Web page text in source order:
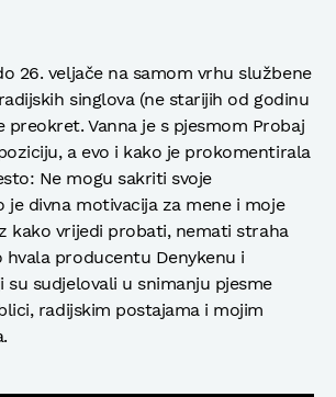
26. veljače na samom vrhu službene
singlova (ne starijih od godinu
preokret. Vanna je s pjesmom Probaj
a evo i kako je prokomentirala
Ne mogu sakriti svoje
je divna motivacija za mene i moje
kako vrijedi probati, nemati straha
hvala producentu Denykenu i
su sudjelovali u snimanju pjesme
radijskim postajama i mojim